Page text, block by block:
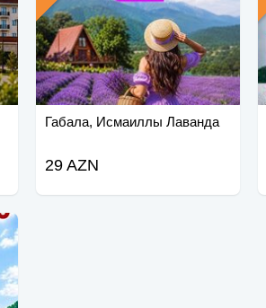
Габала, Исмаиллы Лаванда
29 AZN